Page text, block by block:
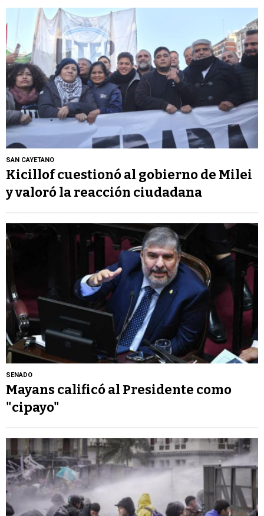
SAN CAYETANO
Kicillof cuestionó al gobierno de Milei
y valoró la reacción ciudadana
SENADO
Mayans calificó al Presidente como
"cipayo"